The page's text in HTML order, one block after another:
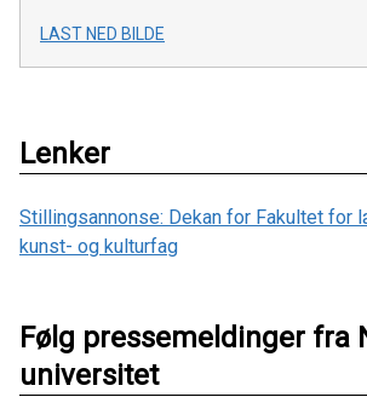
LAST NED BILDE
Lenker
Stillingsannonse: Dekan for Fakultet for
kunst- og kulturfag
Følg pressemeldinger fra
universitet